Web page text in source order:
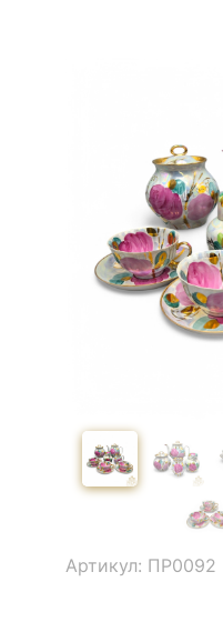
Артикул: ПР0092